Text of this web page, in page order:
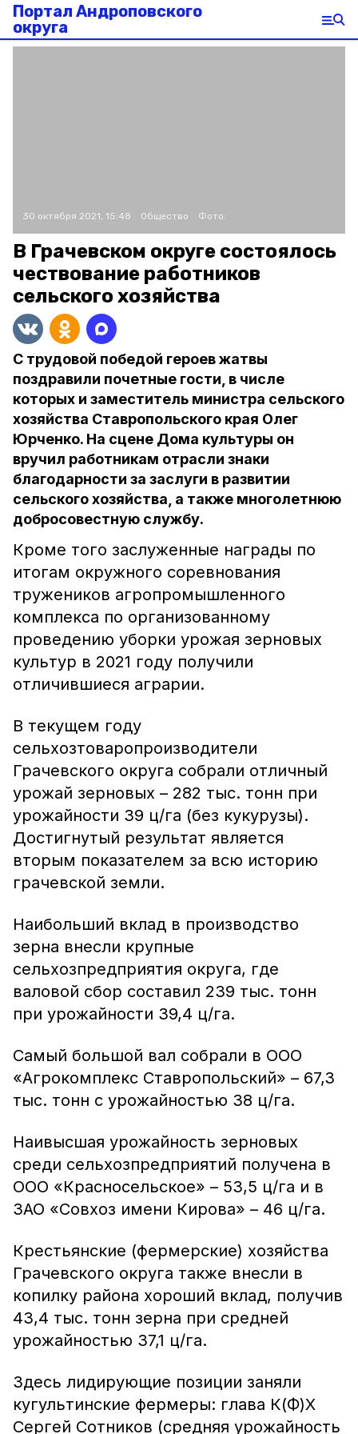
Портал Андроповского
округа
30 октября 2021, 15:48 Общество Фото:
В Грачевском округе состоялось
чествование работников
сельского хозяйства
С трудовой победой героев жатвы
поздравили почетные гости, в числе
которых и заместитель министра сельского
хозяйства Ставропольского края Олег
Юрченко. На сцене Дома культуры он
вручил работникам отрасли знаки
благодарности за заслуги в развитии
сельского хозяйства, а также многолетнюю
добросовестную службу.
Кроме того заслуженные награды по
итогам окружного соревнования
тружеников агропромышленного
комплекса по организованному
проведению уборки урожая зерновых
культур в 2021 году получили
отличившиеся аграрии.
В текущем году
сельхозтоваропроизводители
Грачевского округа собрали отличный
урожай зерновых – 282 тыс. тонн при
урожайности 39 ц/га (без кукурузы).
Достигнутый результат является
вторым показателем за всю историю
грачевской земли.
Наибольший вклад в производство
зерна внесли крупные
сельхозпредприятия округа, где
валовой сбор составил 239 тыс. тонн
при урожайности 39,4 ц/га.
Самый большой вал собрали в ООО
«Агрокомплекс Ставропольский» – 67,3
тыс. тонн с урожайностью 38 ц/га.
Наивысшая урожайность зерновых
среди сельхозпредприятий получена в
ООО «Красносельское» – 53,5 ц/га и в
ЗАО «Совхоз имени Кирова» – 46 ц/га.
Крестьянские (фермерские) хозяйства
Грачевского округа также внесли в
копилку района хороший вклад, получив
43,4 тыс. тонн зерна при средней
урожайностью 37,1 ц/га.
Здесь лидирующие позиции заняли
кугультинские фермеры: глава К(Ф)Х
Сергей Сотников (средняя урожайность